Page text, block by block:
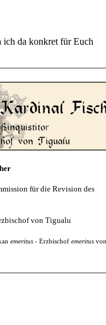
ich da konkret für Euch
für die Revision des
von Tigualu
emeritus - Erzbischof emeritus